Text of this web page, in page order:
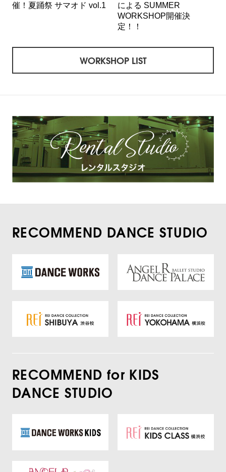
催！夏踊祭 サマオド vol.1
による SUMMER
WORKSHOP開催決
定！！
WORKSHOP LIST
RECOMMEND DANCE STUDIO
RECOMMEND for KIDS
DANCE STUDIO